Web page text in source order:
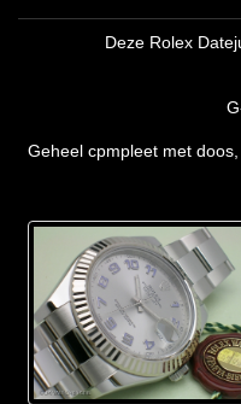
Deze Rolex
Geheel cpmpleet met